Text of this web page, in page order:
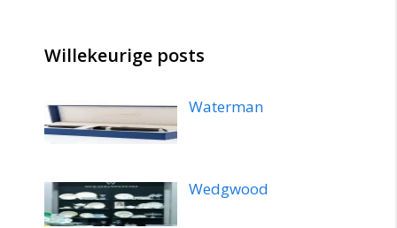
Willekeurige posts
Waterman
Wedgwood